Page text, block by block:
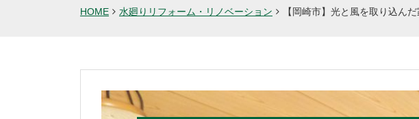
HOME 水廻りリフォーム・リノベーション 【岡崎市】光と風を取り込んだ